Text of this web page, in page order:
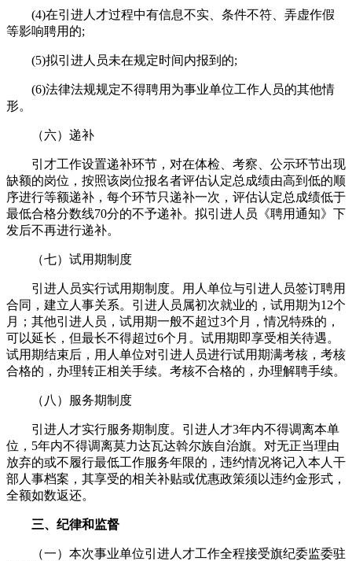
(4)在引进人才过程中有信息不实、条件不符、弄虚作假
等影响聘用的;
(5)拟引进人员未在规定时间内报到的;
(6)法律法规规定不得聘用为事业单位工作人员的其他情
形。
（六）递补
引才工作设置递补环节，对在体检、考察、公示环节出现
缺额的岗位，按照该岗位报名者评估认定总成绩由高到低的顺
序进行等额递补，每个环节只递补一次，评估认定总成绩低于
最低合格分数线70分的不予递补。拟引进人员《聘用通知》下
发后不再进行递补。
（七）试用期制度
引进人员实行试用期制度。用人单位与引进人员签订聘用
合同，建立人事关系。引进人员属初次就业的，试用期为12个
月；其他引进人员，试用期一般不超过3个月，情况特殊的，
可以延长，但最长不得超过6个月。试用期即享受相关待遇。
试用期结束后，用人单位对引进人员进行试用期满考核，考核
合格的，办理转正相关手续。考核不合格的，办理解聘手续。
（八）服务期制度
引进人才实行服务期制度。引进人才3年内不得调离本单
位，5年内不得调离莫力达瓦达斡尔族自治旗。对无正当理由
放弃的或不履行最低工作服务年限的，违约情况将记入本人干
部人事档案，其享受的相关补贴或优惠政策须以违约金形式，
全额如数返还。
三、纪律和监督
（一）本次事业单位引进人才工作全程接受旗纪委监委驻